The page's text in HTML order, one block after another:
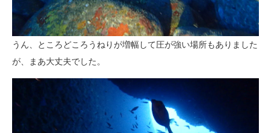
うん、ところどころうねりが増幅して圧が強い場所もありました
が、まあ大丈夫でした。